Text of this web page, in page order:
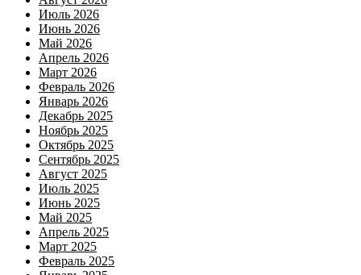
Июль 2026
Июнь 2026
Май 2026
Апрель 2026
Март 2026
Февраль 2026
Январь 2026
Декабрь 2025
Ноябрь 2025
Октябрь 2025
Сентябрь 2025
Август 2025
Июль 2025
Июнь 2025
Май 2025
Апрель 2025
Март 2025
Февраль 2025